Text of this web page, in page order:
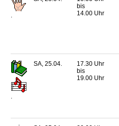
bis
14.00 Uhr
SA, 25.04.
17.30 Uhr
bis
19.00 Uhr